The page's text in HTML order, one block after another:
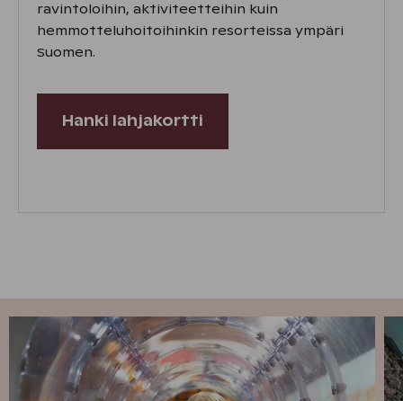
ravintoloihin, aktiviteetteihin kuin
hemmotteluhoitoihinkin resorteissa ympäri
Suomen.
Hanki lahjakortti